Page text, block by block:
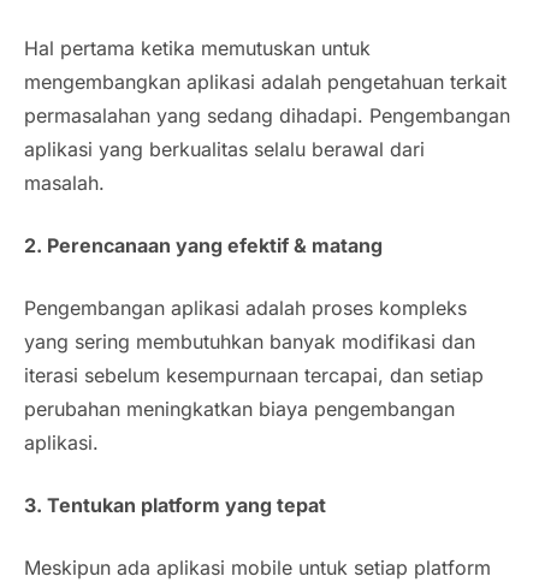
Hal pertama ketika memutuskan untuk
mengembangkan aplikasi adalah pengetahuan terkait
permasalahan yang sedang dihadapi. Pengembangan
aplikasi yang berkualitas selalu berawal dari
masalah.
2. Perencanaan yang efektif & matang
Pengembangan aplikasi adalah proses kompleks
yang sering membutuhkan banyak modifikasi dan
iterasi sebelum kesempurnaan tercapai, dan setiap
perubahan meningkatkan biaya pengembangan
aplikasi.
3. Tentukan platform yang tepat
Meskipun ada aplikasi mobile untuk setiap platform